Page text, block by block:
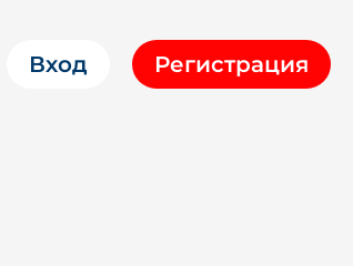
Вход Регистрация